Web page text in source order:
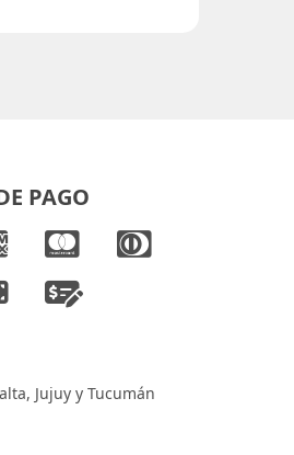
PAGO
Jujuy y Tucumán